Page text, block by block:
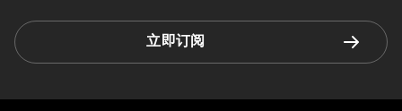
立即订阅